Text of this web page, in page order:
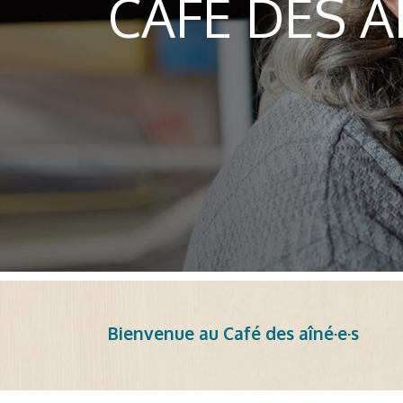
CAFÉ DES
Bienvenue au Café des aîné·e·s